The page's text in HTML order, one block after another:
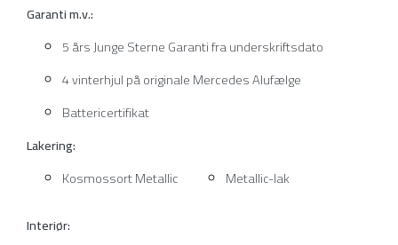
Garanti m.v.:
5 års Junge Sterne Garanti fra underskriftsdato
4 vinterhjul på originale Mercedes Alufælge
Battericertifikat
Lakering:
Kosmossort Metallic
Metallic-lak
Interiør: